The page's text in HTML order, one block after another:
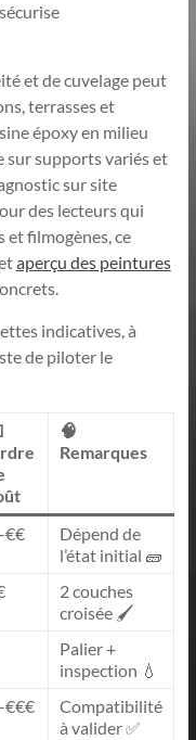
et de cuvelage peut
terrasses et
époxy en milieu
sur supports variés et
sur site
des lecteurs qui
et filmogènes, ce
aperçu des peintures
indicatives, à
de piloter le
🧠
Remarques
Dépend de
l’état initial 🧱
2 couches
croisée 🖌️
Palier +
inspection 💧
Compatibilité
à valider ✅